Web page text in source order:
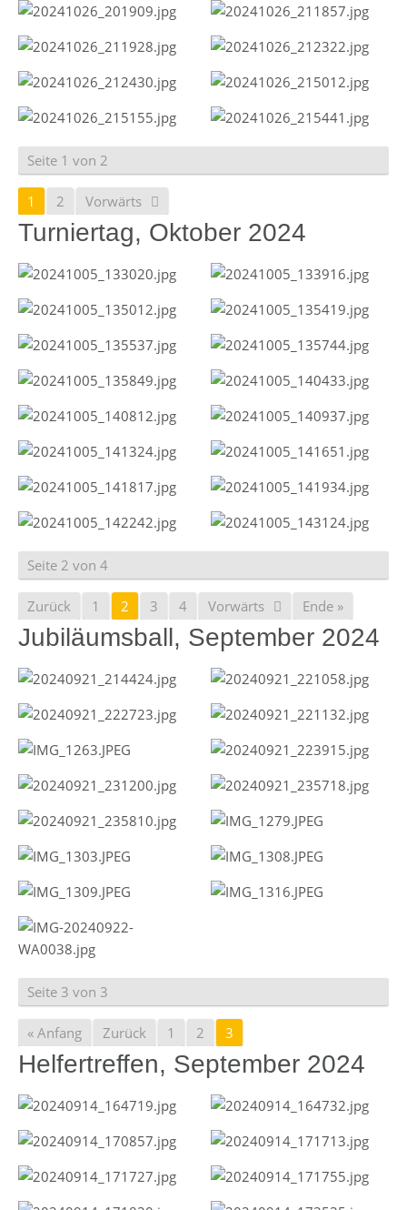
Seite 1 von 2
1 2 Vorwärts
Turniertag, Oktober 2024
Seite 2 von 4
Zurück 1 2 3 4 Vorwärts Ende »
Jubiläumsball, September 2024
Seite 3 von 3
« Anfang Zurück 1 2 3
Helfertreffen, September 2024